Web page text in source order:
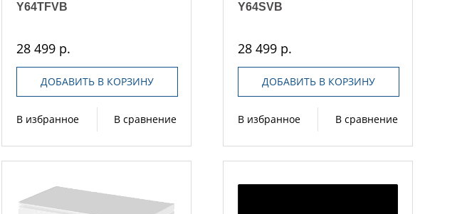
Y64TFVB
28 499 р.
ДОБАВИТЬ В КОРЗИНУ
В избранное В сравнение
Y64SVB
28 499 р.
ДОБАВИТЬ В КОРЗИНУ
В избранное В сравнение